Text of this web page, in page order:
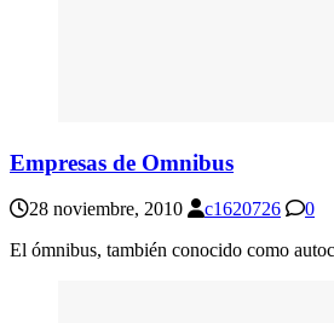
Empresas de Omnibus
28 noviembre, 2010 c1620726
0
El ómnibus, también conocido como